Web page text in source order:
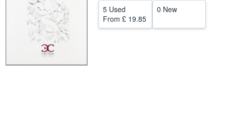
CLOSE
5 Used
From £ 19.85
0 New